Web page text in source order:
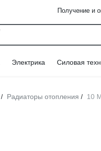
Получение и
Электрика Силовая
/ Радиаторы отопления / 10